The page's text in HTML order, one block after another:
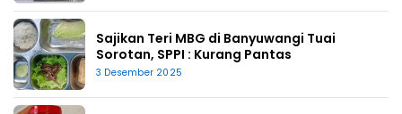
Sajikan Teri MBG di Banyuwangi Tuai
Sorotan, SPPI : Kurang Pantas
3 Desember 2025